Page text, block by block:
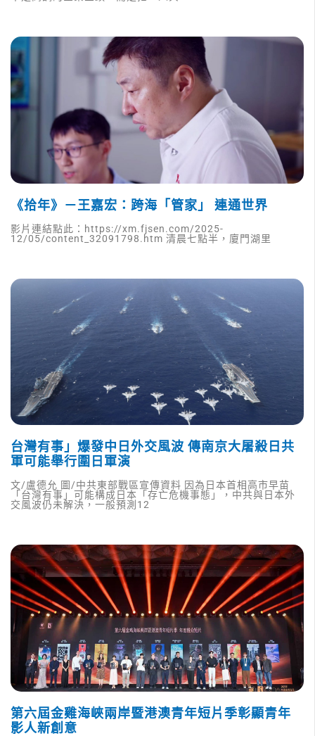
《拾年》－王嘉宏：跨海「管家」 連通世界
影片連結點此：https://xm.fjsen.com/2025-
12/05/content_32091798.htm 清晨七點半，廈門湖里
台灣有事」爆發中日外交風波 傳南京大屠殺日共
軍可能舉行圍日軍演
文/盧德允 圖/中共東部戰區宣傳資料 因為日本首相高市早苗
「台灣有事」可能構成日本「存亡危機事態」，中共與日本外
交風波仍未解決，一般預測12
第六屆金雞海峽兩岸暨港澳青年短片季彰顯青年
影人新創意